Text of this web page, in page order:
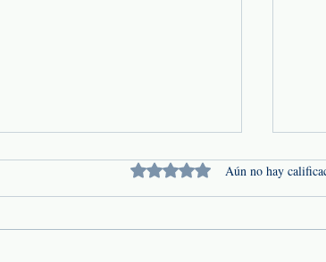
Obtuvo 0 de 5 estrellas.
Aún no hay